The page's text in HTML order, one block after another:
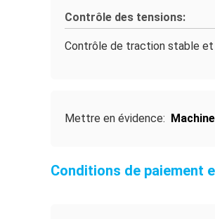
Contrôle des tensions:
Contrôle de traction stable et
Mettre en évidence:
Conditions de paiement